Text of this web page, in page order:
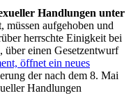
Handlungen unter
müssen aufgehoben und
herrschte Einigkeit bei
, über einen Gesetzentwurf
öffnet ein neues
der nach dem 8. Mai
Handlungen